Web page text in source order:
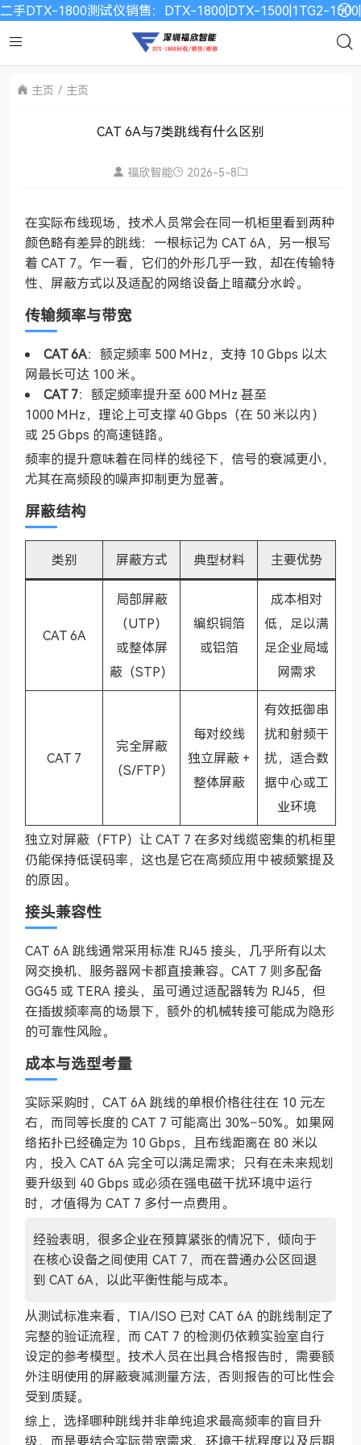
二手DTX-1800测试仪销售：DTX-1800|DTX-1500|1TG2-
主页 主页
CAT 6A与7类跳线有什么区别
福欣智能 2026-5-8
在实际布线现场，技术人员常会在同一机柜里看到两种
颜色略有差异的跳线：一根标记为 CAT 6A，另一根写
着 CAT 7。乍一看，它们的外形几乎一致，却在传输特
性、屏蔽方式以及适配的网络设备上暗藏分水岭。
传输频率与带宽
CAT 6A：额定频率 500 MHz，支持 10 Gbps 以太
网最长可达 100 米。
CAT 7：额定频率提升至 600 MHz 甚至
1000 MHz，理论上可支撑 40 Gbps（在 50 米以内）
或 25 Gbps 的高速链路。
频率的提升意味着在同样的线径下，信号的衰减更小，
尤其在高频段的噪声抑制更为显著。
屏蔽结构
类别 屏蔽方式 典型材料 主要优势
CAT 6A
局部屏蔽
（UTP）
或整体屏
蔽（STP）
编织铜箔
或铝箔
成本相对
低，足以满
足企业局域
网需求
CAT 7
完全屏蔽
（S/FTP）
每对绞线
独立屏蔽 +
整体屏蔽
有效抵御串
扰和射频干
扰，适合数
据中心或工
业环境
独立对屏蔽（FTP）让 CAT 7 在多对线缆密集的机柜里
仍能保持低误码率，这也是它在高频应用中被频繁提及
的原因。
接头兼容性
CAT 6A 跳线通常采用标准 RJ45 接头，几乎所有以太
网交换机、服务器网卡都直接兼容。CAT 7 则多配备
GG45 或 TERA 接头，虽可通过适配器转为 RJ45，但
在插拔频率高的场景下，额外的机械转接可能成为隐形
的可靠性风险。
成本与选型考量
实际采购时，CAT 6A 跳线的单根价格往往在 10 元左
右，而同等长度的 CAT 7 可能高出 30%–50%。如果网
络拓扑已经确定为 10 Gbps，且布线距离在 80 米以
内，投入 CAT 6A 完全可以满足需求；只有在未来规划
要升级到 40 Gbps 或必须在强电磁干扰环境中运行
时，才值得为 CAT 7 多付一点费用。
经验表明，很多企业在预算紧张的情况下，倾向于
在核心设备之间使用 CAT 7，而在普通办公区回退
到 CAT 6A，以此平衡性能与成本。
从测试标准来看，TIA/ISO 已对 CAT 6A 的跳线制定了
完整的验证流程，而 CAT 7 的检测仍依赖实验室自行
设定的参考模型。技术人员在出具合格报告时，需要额
外注明使用的屏蔽衰减测量方法，否则报告的可比性会
受到质疑。
综上，选择哪种跳线并非单纯追求最高频率的盲目升
级，而是要结合实际带宽需求、环境干扰程度以及后期